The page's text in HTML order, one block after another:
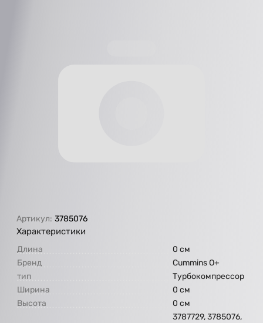
Артикул: 3785076
Характеристики
Длина
0 см
Бренд
Cummins O+
тип
Турбокомпрессор
Ширина
0 см
Высота
0 см
3787729, 3785076,